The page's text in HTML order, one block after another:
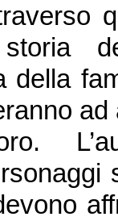
della